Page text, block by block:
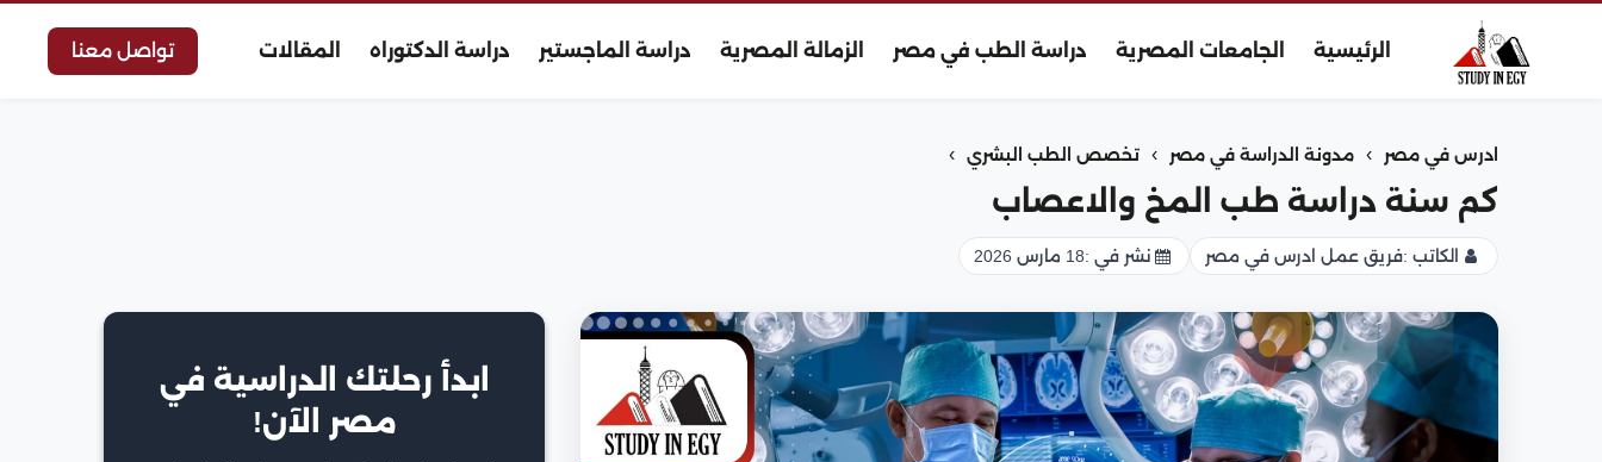
الرئيسية الجامعات المصرية دراسة الطب في مصر الزمالة المصرية دراسة الماجستير دراسة الدكتوراه المقالات تواصل معنا
ادرس في مصر › مدونة الدراسة في مصر › تخصص الطب البشري ›
كم سنة دراسة طب المخ والاعصاب
الكاتب :فريق عمل ادرس في مصر نشر في :18 مارس 2026
ابدأ رحلتك الدراسية في
مصر الآن!